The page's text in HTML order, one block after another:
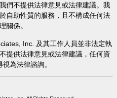
們不提供法律意見或法律建議。我
自助性質的服務，且不構成任何法
關係。
Inc. 及其工作人員並非法定執
提供法律意見或法律建議，任何資
為法律諮詢。